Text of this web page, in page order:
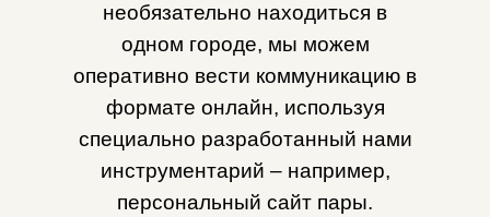
необязательно находиться в
одном городе, мы можем
оперативно вести коммуникацию в
формате онлайн, используя
специально разработанный нами
инструментарий – например,
персональный сайт пары.